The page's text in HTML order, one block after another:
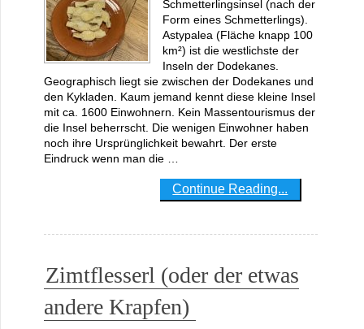
Schmetterlingsinsel (nach der
Form eines Schmetterlings).
Astypalea (Fläche knapp 100
km²) ist die westlichste der
Inseln der Dodekanes.
Geographisch liegt sie zwischen der Dodekanes und
den Kykladen. Kaum jemand kennt diese kleine Insel
mit ca. 1600 Einwohnern. Kein Massentourismus der
die Insel beherrscht. Die wenigen Einwohner haben
noch ihre Ursprünglichkeit bewahrt. Der erste
Eindruck wenn man die …
Continue Reading...
Zimtflesserl (oder der etwas
andere Krapfen)